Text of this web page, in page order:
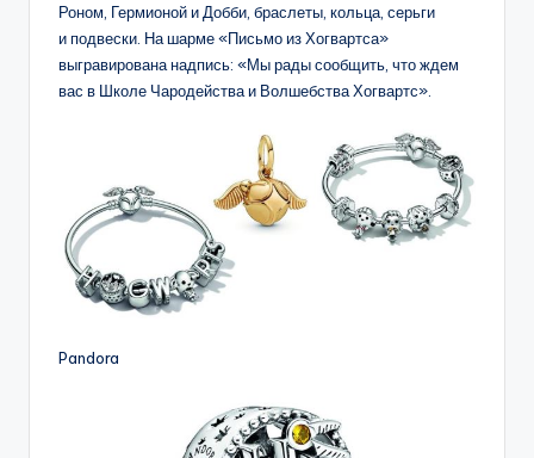
Роном, Гермионой и Добби, браслеты, кольца, серьги
и подвески. На шарме «Письмо из Хогвартса»
выгравирована надпись: «Мы рады сообщить, что ждем
вас в Школе Чародейства и Волшебства Хогвартс».
Pandora